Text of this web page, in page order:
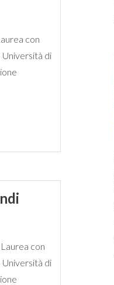
con
Università di
con
Università di